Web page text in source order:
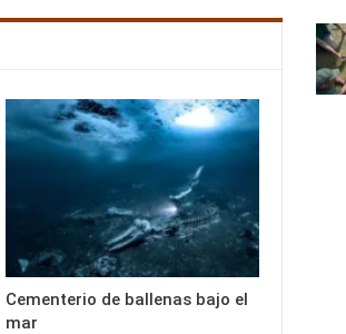
Cementerio de ballenas bajo el
mar